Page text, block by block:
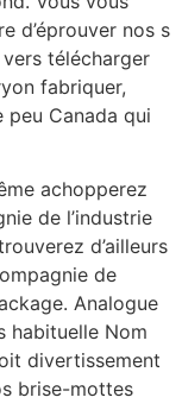
d’éprouver nos s
télécharger
fabriquer,
peu Canada qui
achopperez
de l’industrie
d’ailleurs
de
Analogue
habituelle Nom
divertissement
brise-mottes